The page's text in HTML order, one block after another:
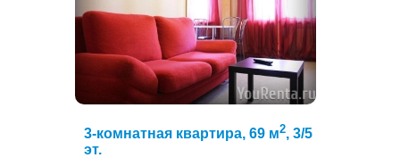
3-комнатная квартира, 69 м2, 3/5
эт.